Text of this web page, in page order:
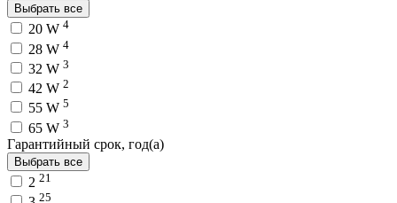
Выбрать все
20 W 4
28 W 4
32 W 3
42 W 2
55 W 5
65 W 3
Гарантийный срок, год(а)
Выбрать все
2 21
25